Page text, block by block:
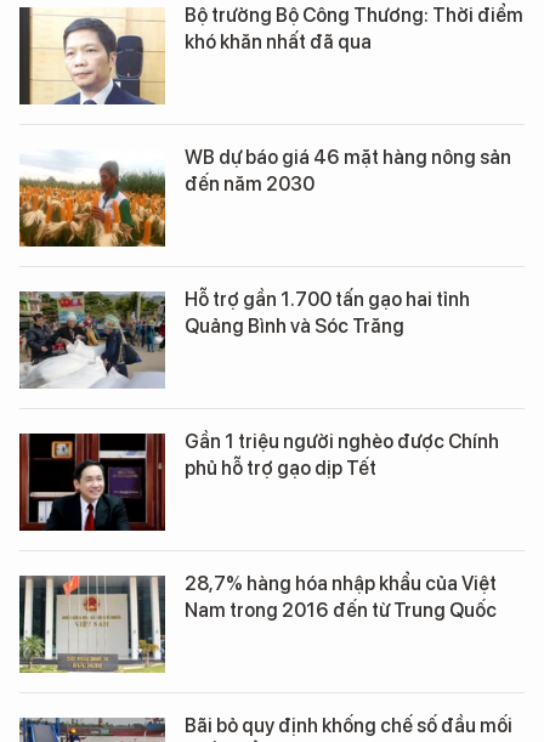
Bộ trưởng Bộ Công Thương: Thời điểm
khó khăn nhất đã qua
WB dự báo giá 46 mặt hàng nông sản
đến năm 2030
Hỗ trợ gần 1.700 tấn gạo hai tỉnh
Quảng Bình và Sóc Trăng
Gần 1 triệu người nghèo được Chính
phủ hỗ trợ gạo dịp Tết
28,7% hàng hóa nhập khẩu của Việt
Nam trong 2016 đến từ Trung Quốc
Bãi bỏ quy định khống chế số đầu mối